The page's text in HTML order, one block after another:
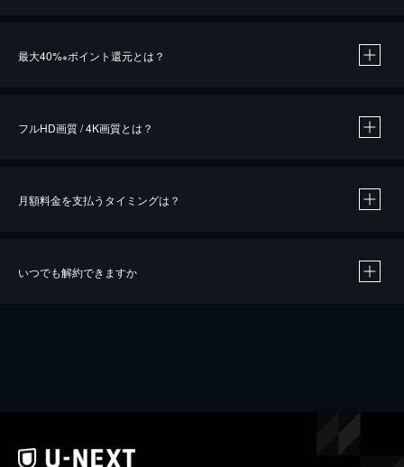
最大40%※ポイント還元とは？
※40％ポイント還元の対象は、クレジットカード決済による作品の購入 / レンタルです。
フルHD画質 / 4K画質とは？
月額料金を支払うタイミングは？
いつでも解約できますか